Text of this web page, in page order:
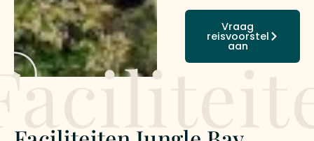
Vraag
reisvoorstel
aan